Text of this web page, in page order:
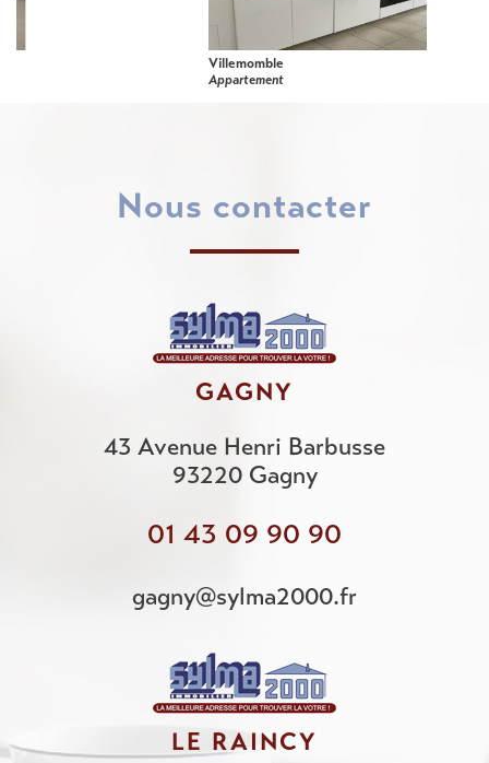
Villemomble
Appartement
nous contacter
GAGNY
43 Avenue Henri Barbusse
93220 Gagny
01 43 09 90 90
gagny@sylma2000.fr
LE RAINCY